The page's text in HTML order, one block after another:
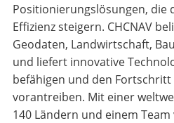
Positionierungslösungen, die
Effizienz steigern. CHCNAV
Geodaten, Landwirtschaft,
und liefert innovative
befähigen und den
vorantreiben. Mit einer
140 Ländern und einem